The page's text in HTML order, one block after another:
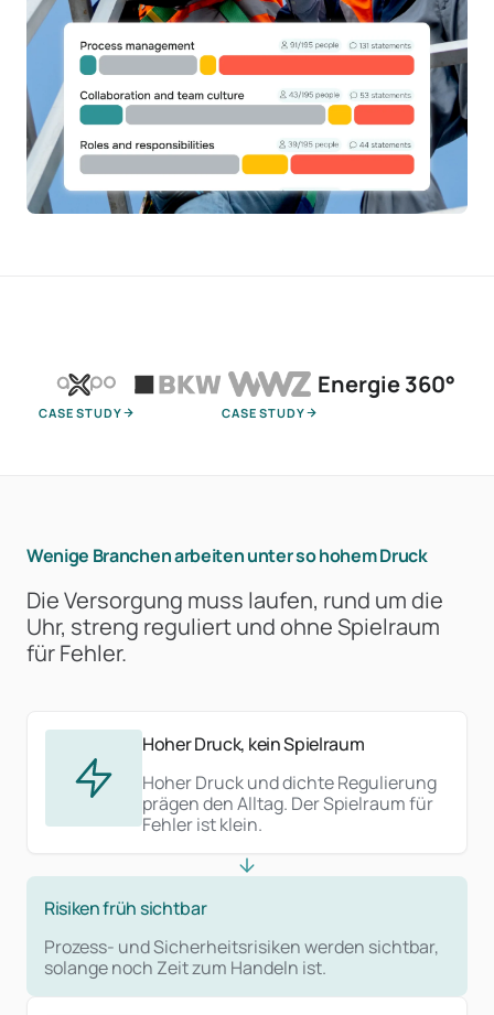
CASE STUDY CASE STUDY
Energie 360°
Wenige Branchen arbeiten unter so hohem Druck
Die Versorgung muss laufen, rund um die
Uhr, streng reguliert und ohne Spielraum
für Fehler.
Hoher Druck, kein Spielraum
Hoher Druck und dichte Regulierung
prägen den Alltag. Der Spielraum für
Fehler ist klein.
Risiken früh sichtbar
Prozess- und Sicherheitsrisiken werden sichtbar,
solange noch Zeit zum Handeln ist.